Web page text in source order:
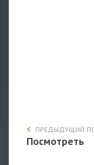
ПРЕДЫДУЩИЙ
Посмотреть